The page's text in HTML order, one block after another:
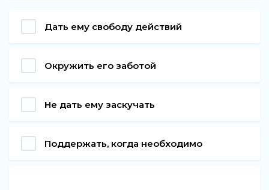
Дать ему свободу действий
Окружить его заботой
Не дать ему заскучать
Поддержать, когда необходимо